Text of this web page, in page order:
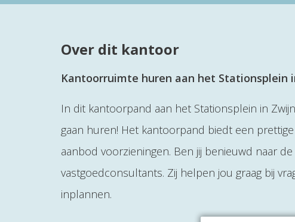
Over dit kantoor
Kantoorruimte huren aan het Stationsplein
In dit kantoorpand aan het Stationsplein in
gaan huren! Het kantoorpand biedt een
aanbod voorzieningen. Ben jij benieuwd naar
vastgoedconsultants. Zij helpen jou graag bij
inplannen.